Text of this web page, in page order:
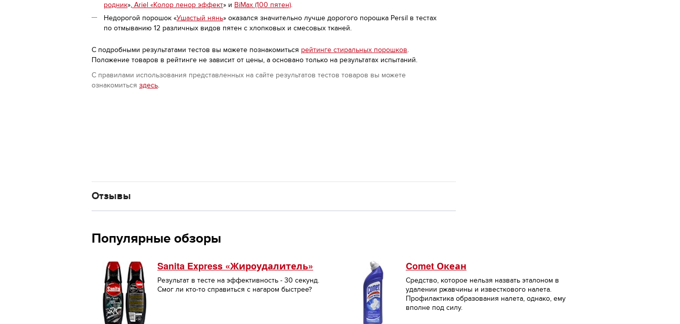
родник», Ariel «Колор ленор эффект» и BiMax (100 пятен).
Недорогой порошок «Ушастый нянь» оказался значительно лучше дорогого порошка Persil в тестах
по отмыванию 12 различных видов пятен с хлопковых и смесовых тканей.
С подробными результатами тестов вы можете познакомиться рейтинге стиральных порошков.
Положение товаров в рейтинге не зависит от цены, а основано только на результатах испытаний.
С правилами использования представленных на сайте результатов тестов товаров вы можете
ознакомиться здесь.
Отзывы
Популярные обзоры
Sanita Express «Жироудалитель»
Результат в тесте на эффективность - 30 секунд.
Смог ли кто-то справиться с нагаром быстрее?
Comet Океан
Средство, которое нельзя назвать эталоном в
удалении ржавчины и известкового налета.
Профилактика образования налета, однако, ему
вполне под силу.